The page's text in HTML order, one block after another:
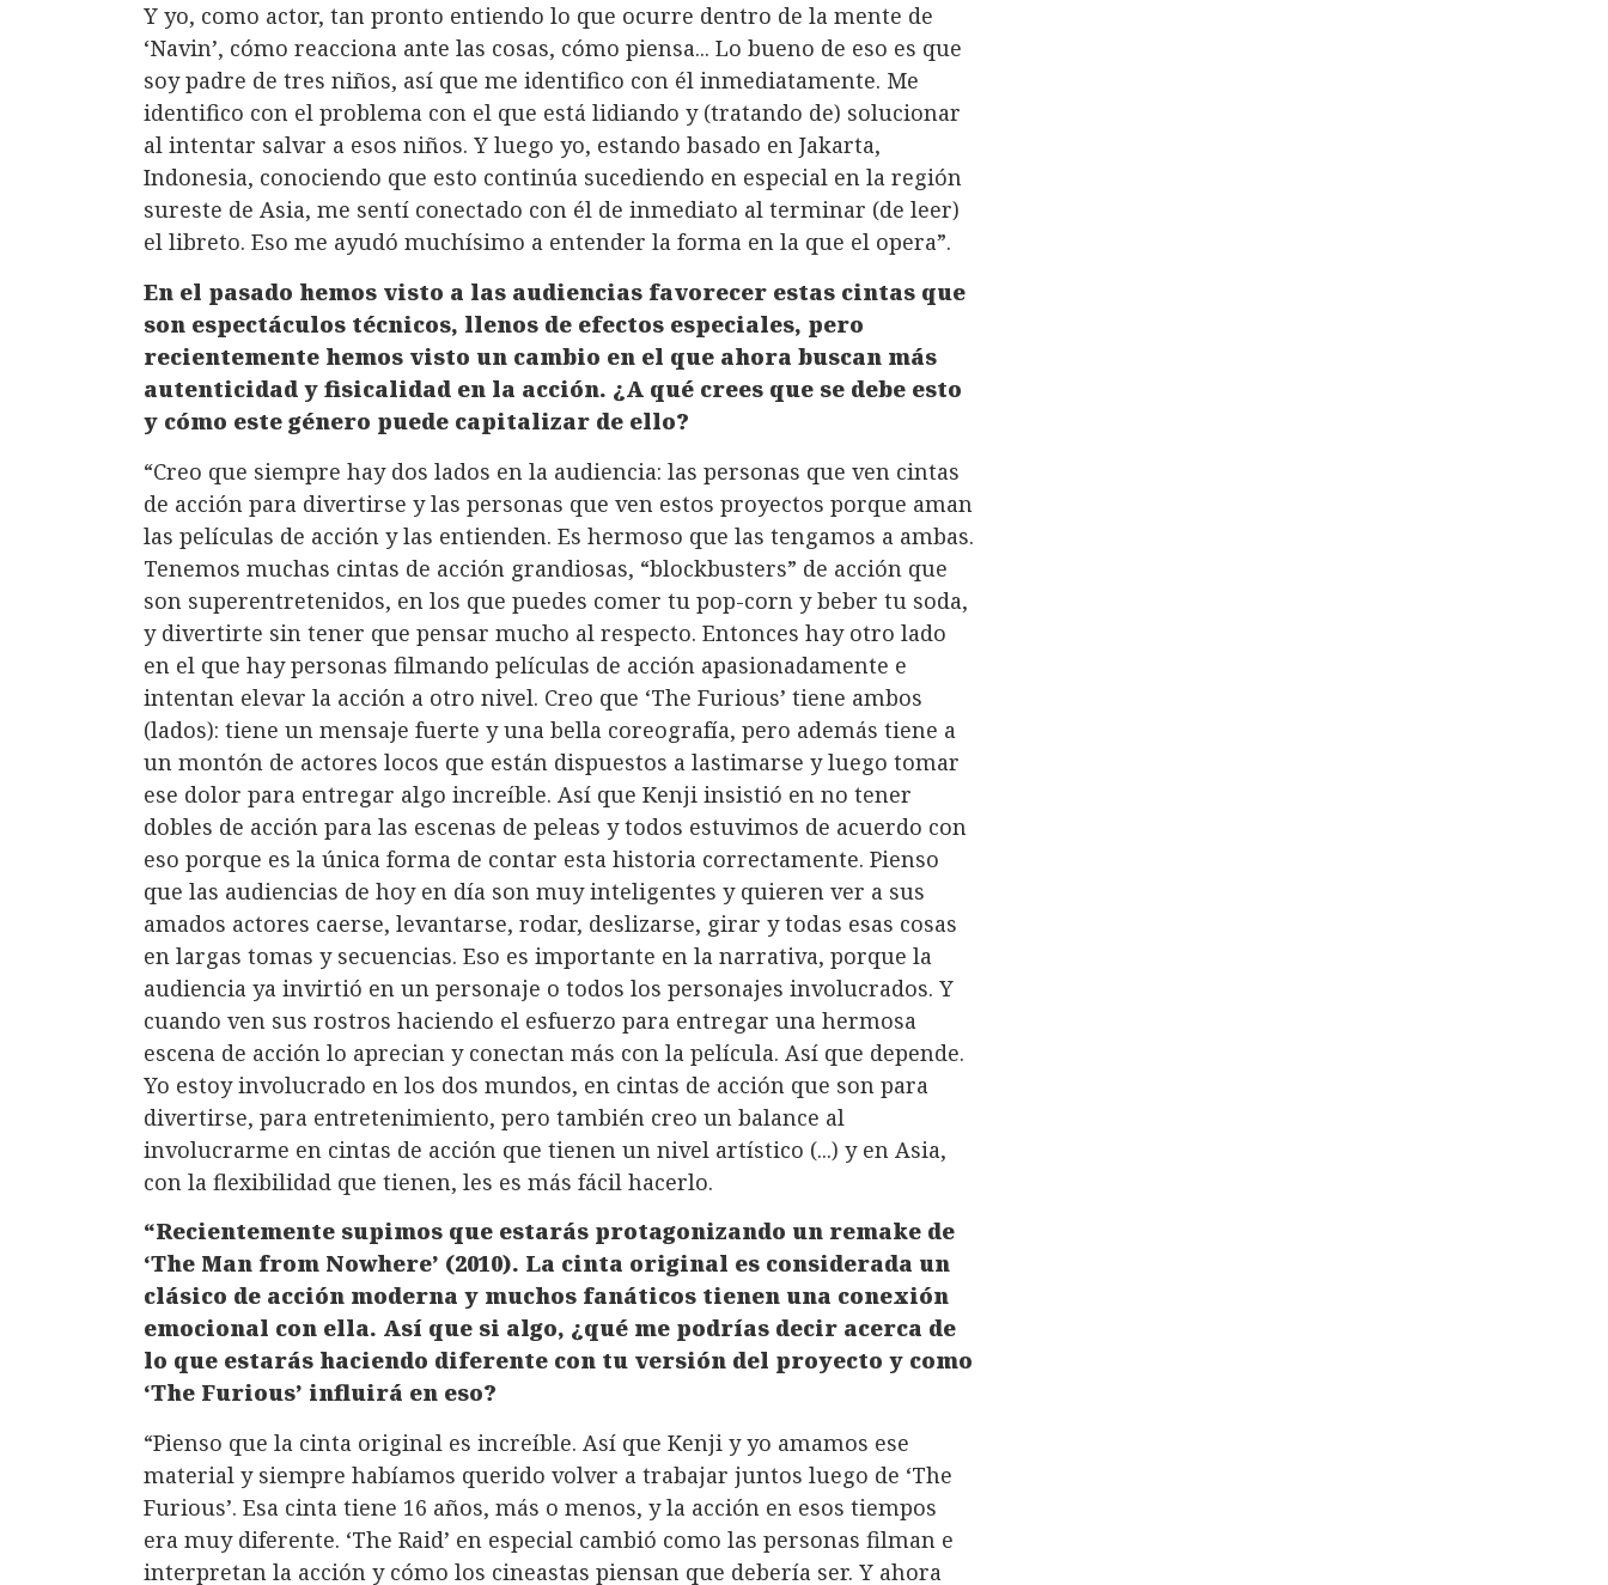
Y yo, como actor, tan pronto entiendo lo que ocurre dentro de la mente de
‘Navin’, cómo reacciona ante las cosas, cómo piensa... Lo bueno de eso es que
soy padre de tres niños, así que me identifico con él inmediatamente. Me
identifico con el problema con el que está lidiando y (tratando de) solucionar
al intentar salvar a esos niños. Y luego yo, estando basado en Jakarta,
Indonesia, conociendo que esto continúa sucediendo en especial en la región
sureste de Asia, me sentí conectado con él de inmediato al terminar (de leer)
el libreto. Eso me ayudó muchísimo a entender la forma en la que el opera”.
En el pasado hemos visto a las audiencias favorecer estas cintas que
son espectáculos técnicos, llenos de efectos especiales, pero
recientemente hemos visto un cambio en el que ahora buscan más
autenticidad y fisicalidad en la acción. ¿A qué crees que se debe esto
y cómo este género puede capitalizar de ello?
“Creo que siempre hay dos lados en la audiencia: las personas que ven cintas
de acción para divertirse y las personas que ven estos proyectos porque aman
las películas de acción y las entienden. Es hermoso que las tengamos a ambas.
Tenemos muchas cintas de acción grandiosas, “blockbusters” de acción que
son superentretenidos, en los que puedes comer tu pop-corn y beber tu soda,
y divertirte sin tener que pensar mucho al respecto. Entonces hay otro lado
en el que hay personas filmando películas de acción apasionadamente e
intentan elevar la acción a otro nivel. Creo que ‘The Furious’ tiene ambos
(lados): tiene un mensaje fuerte y una bella coreografía, pero además tiene a
un montón de actores locos que están dispuestos a lastimarse y luego tomar
ese dolor para entregar algo increíble. Así que Kenji insistió en no tener
dobles de acción para las escenas de peleas y todos estuvimos de acuerdo con
eso porque es la única forma de contar esta historia correctamente. Pienso
que las audiencias de hoy en día son muy inteligentes y quieren ver a sus
amados actores caerse, levantarse, rodar, deslizarse, girar y todas esas cosas
en largas tomas y secuencias. Eso es importante en la narrativa, porque la
audiencia ya invirtió en un personaje o todos los personajes involucrados. Y
cuando ven sus rostros haciendo el esfuerzo para entregar una hermosa
escena de acción lo aprecian y conectan más con la película. Así que depende.
Yo estoy involucrado en los dos mundos, en cintas de acción que son para
divertirse, para entretenimiento, pero también creo un balance al
involucrarme en cintas de acción que tienen un nivel artístico (...) y en Asia,
con la flexibilidad que tienen, les es más fácil hacerlo.
“Recientemente supimos que estarás protagonizando un remake de
‘The Man from Nowhere’ (2010). La cinta original es considerada un
clásico de acción moderna y muchos fanáticos tienen una conexión
emocional con ella. Así que si algo, ¿qué me podrías decir acerca de
lo que estarás haciendo diferente con tu versión del proyecto y como
‘The Furious’ influirá en eso?
“Pienso que la cinta original es increíble. Así que Kenji y yo amamos ese
material y siempre habíamos querido volver a trabajar juntos luego de ‘The
Furious’. Esa cinta tiene 16 años, más o menos, y la acción en esos tiempos
era muy diferente. ‘The Raid’ en especial cambió como las personas filman e
interpretan la acción y cómo los cineastas piensan que debería ser. Y ahora